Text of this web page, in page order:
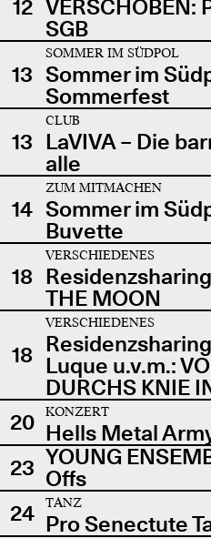
12 VERSCHOBEN:
SGB
13
SOMMER IM SÜDPOL
Sommer im
Sommerfest
13
CLUB
LaVIVA – Die
alle
14
ZUM MITMACHEN
Sommer im
Buvette
18
VERSCHIEDENES
THE MOON
18
VERSCHIEDENES
Luque u.v.m.:
DURCHS KNIE
20
KONZERT
Hells Metal
23 YOUNG
Offs
24
TANZ
Pro Senectute